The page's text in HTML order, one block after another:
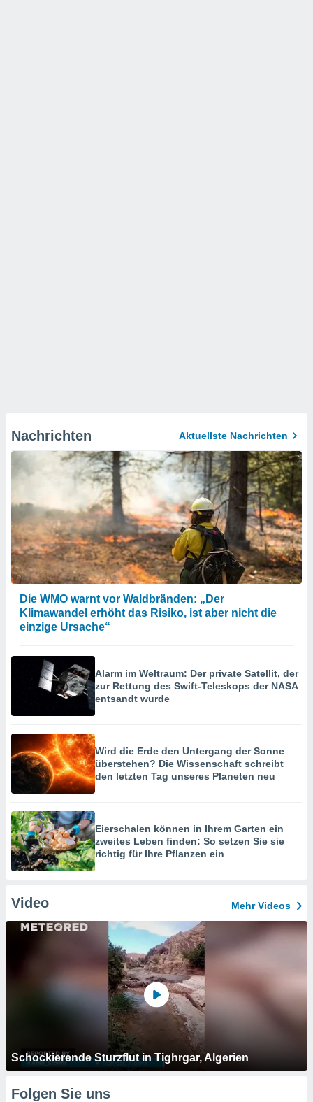
Nachrichten Aktuellste Nachrichten
Die WMO warnt vor Waldbränden: „Der
Klimawandel erhöht das Risiko, ist aber nicht die
einzige Ursache“
Alarm im Weltraum: Der private Satellit, der
zur Rettung des Swift-Teleskops der NASA
entsandt wurde
Wird die Erde den Untergang der Sonne
überstehen? Die Wissenschaft schreibt
den letzten Tag unseres Planeten neu
Eierschalen können in Ihrem Garten ein
zweites Leben finden: So setzen Sie sie
richtig für Ihre Pflanzen ein
Video Mehr Videos
Schockierende Sturzflut in Tighrgar, Algerien
Folgen Sie uns